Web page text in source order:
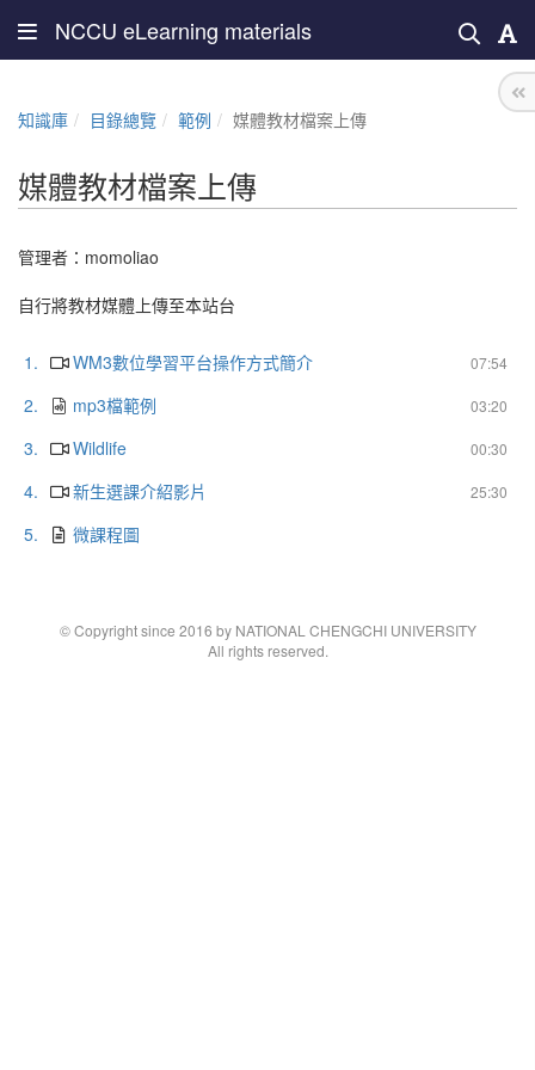
NCCU eLearning materials
知識庫 目錄總覽 範例 媒體教材檔案上傳
媒體教材檔案上傳
管理者： momoliao
自行將教材媒體上傳至本站台
1. 07:54
WM3數位學習平台操作方式簡介
2.
03:20
mp3檔範例
3.
00:30
Wildlife
4.
25:30
新生選課介紹影片
5.
微課程圖
© Copyright since 2016 by NATIONAL CHENGCHI UNIVERSITY
All rights reserved.